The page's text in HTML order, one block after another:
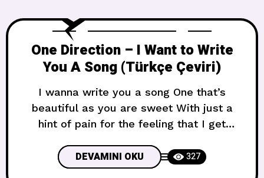
One Direction – I Want to Write
You A Song (Türkçe Çeviri)
I wanna write you a song One that’s
beautiful as you are sweet With just a
hint of pain for the feeling that I get
song I wanna lend you my coat One
that’s as soft as your cheek So when the
DEVAMINI OKU 327